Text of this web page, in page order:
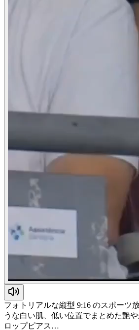
フォトリアルな縦型 9:16 のスポーツ
うな白い肌、低い位置でまとめた艶
ロップピアス…